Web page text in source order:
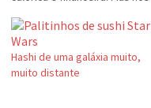
nosso encontro, gurizada!
Considerem-se beijados e
abraçados, bem forte!
Hashi de uma galáxia muito,
muito distante